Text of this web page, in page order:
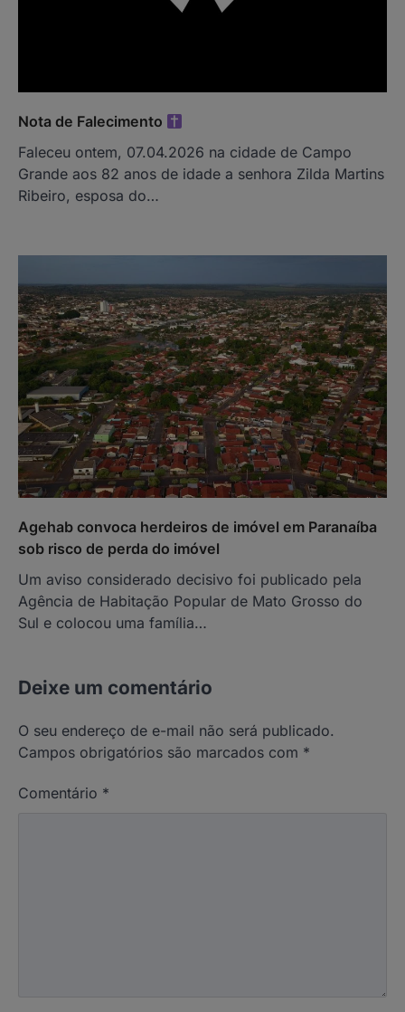
Nota de Falecimento
Faleceu ontem, 07.04.2026 na cidade de Campo
Grande aos 82 anos de idade a senhora Zilda Martins
Ribeiro, esposa do…
Agehab convoca herdeiros de imóvel em Paranaíba
sob risco de perda do imóvel
Um aviso considerado decisivo foi publicado pela
Agência de Habitação Popular de Mato Grosso do
Sul e colocou uma família…
Deixe um comentário
O seu endereço de e-mail não será publicado.
Campos obrigatórios são marcados com *
Comentário *